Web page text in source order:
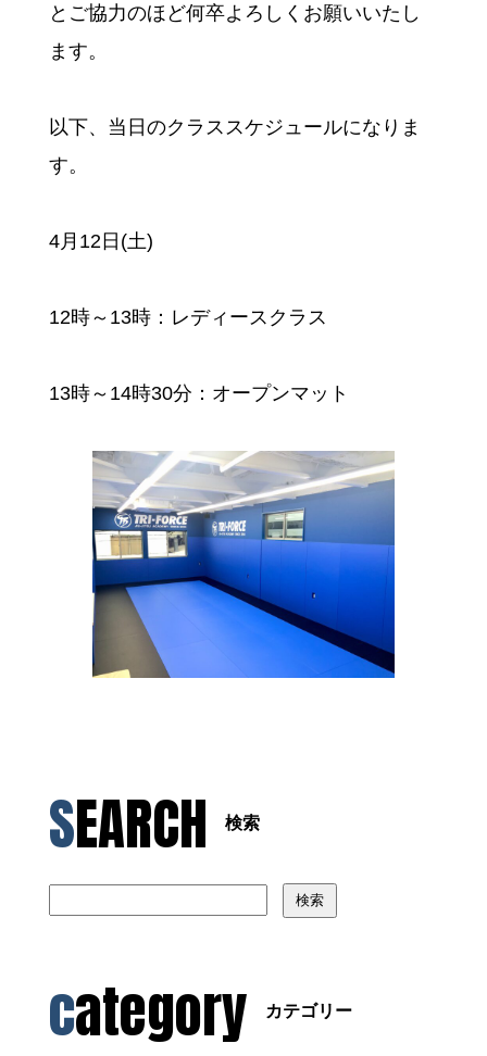
とご協力のほど何卒よろしくお願いいたし
ます。
以下、当日のクラススケジュールになりま
す。
4月12日(土)
12時～13時：レディースクラス
13時～14時30分：オープンマット
SEARCH 検索
検索
category カテゴリー